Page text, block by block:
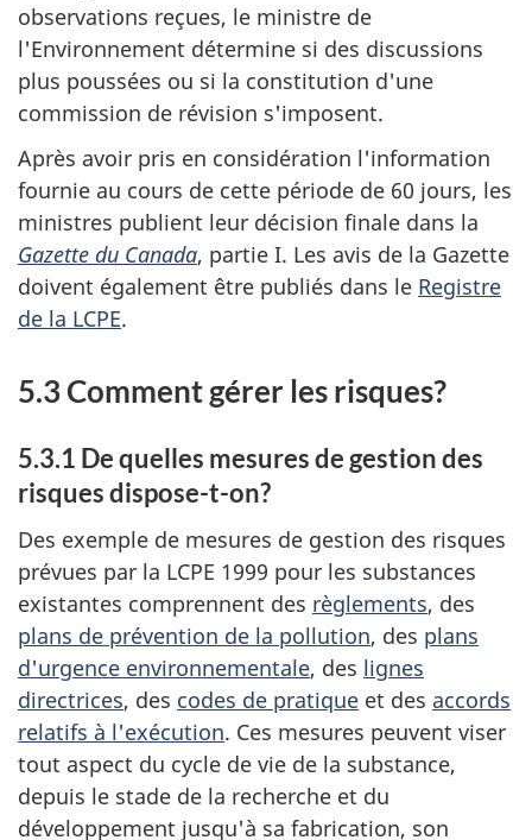
observations reçues, le ministre de
l'Environnement détermine si des discussions
plus poussées ou si la constitution d'une
commission de révision s'imposent.
Après avoir pris en considération l'information
fournie au cours de cette période de 60 jours, les
ministres publient leur décision finale dans la
Gazette du Canada, partie I. Les avis de la Gazette
doivent également être publiés dans le Registre
de la LCPE.
5.3 Comment gérer les risques?
5.3.1 De quelles mesures de gestion des
risques dispose-t-on?
Des exemple de mesures de gestion des risques
prévues par la LCPE 1999 pour les substances
existantes comprennent des règlements, des
plans de prévention de la pollution, des plans
d'urgence environnementale, des lignes
directrices, des codes de pratique et des accords
relatifs à l'exécution. Ces mesures peuvent viser
tout aspect du cycle de vie de la substance,
depuis le stade de la recherche et du
développement jusqu'à sa fabrication, son